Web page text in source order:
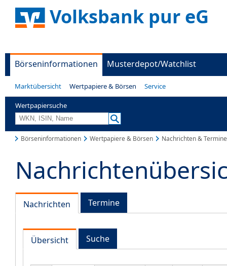
Volksbank pur eG
Börseninformationen Musterdepot/Watchlist
Marktübersicht Wertpapiere & Börsen Service
Wertpapiersuche
Börseninformationen Wertpapiere & Börsen Nachrichten & Termine
Nachrichten Termine
Übersicht Suche